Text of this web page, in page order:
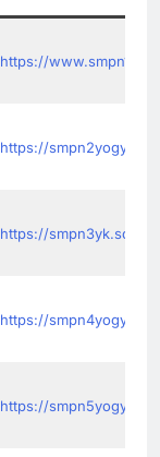
https://
https://
https://smpn3yk.sch.id/
https://
https://